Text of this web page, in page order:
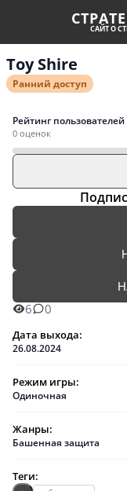
САЙТ О
Toy Shire
Ранний доступ
Рейтинг пользователей
0 оценок
6 0
Дата выхода:
26.08.2024
Режим игры:
Одиночная
Жанры:
Башенная защита
Теги: